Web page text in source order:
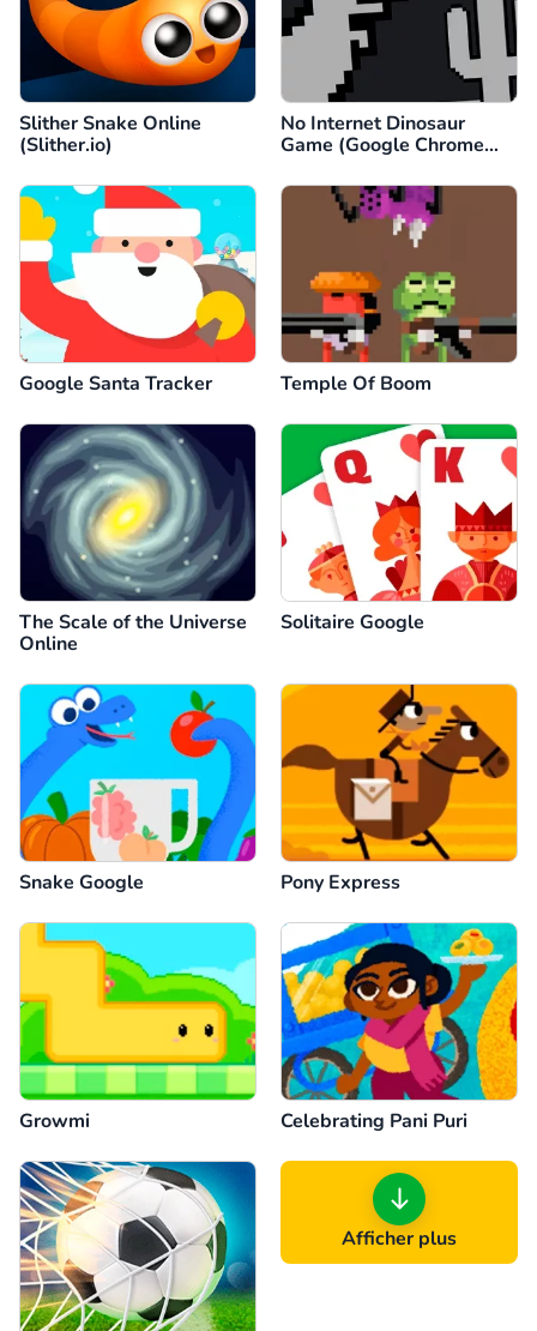
Slither Snake Online
(Slither.io)
No Internet Dinosaur
Game (Google Chrome
Google Santa Tracker Temple Of Boom
The Scale of the Universe
Online
Solitaire Google
Snake Google Pony Express
Growmi Celebrating Pani Puri
Afficher plus